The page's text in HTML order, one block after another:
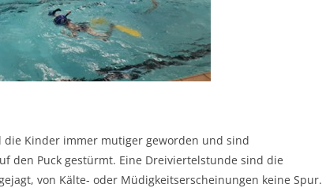
Kinder immer mutiger geworden und sind
den Puck gestürmt. Eine Dreiviertelstunde sind die
von Kälte- oder Müdigkeitserscheinungen keine Spur.